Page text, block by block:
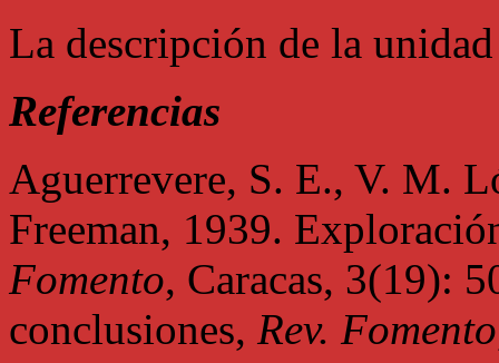
La descripción de la unidad
Referencias
Aguerrevere, S. E., V. M.
Freeman, 1939.
Fomento, Caracas, 3(19):
conclusiones, Rev. Fomento